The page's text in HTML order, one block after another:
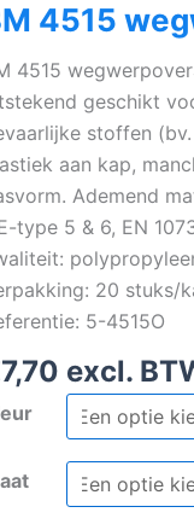
4515
4515
geschikt
stoffen
aan kap,
Ademend
type 5 & 6, EN
20 stuks/
5-4515O
7,70 excl.